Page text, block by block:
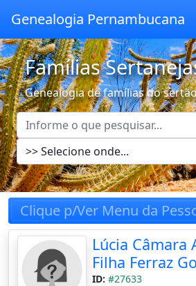
Genealogia Pernambucana
Famílias
Genealogia de famílias do
Clique p/Ver Menu da
Lúcia Câmara
Filha Ferraz
ID: #27633